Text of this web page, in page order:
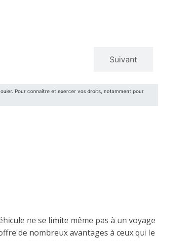
ne se limite même pas à un voyage
de nombreux avantages à ceux qui le